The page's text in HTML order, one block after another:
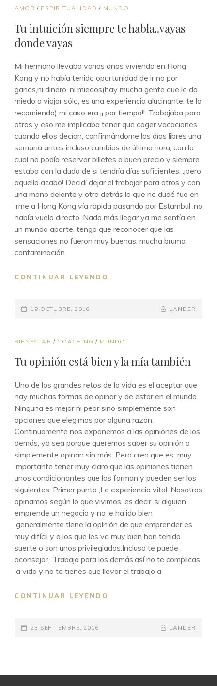
ENLACES
CATEGORÍAS
AMOR / ESPIRITUALIDAD / MUNDO
Tu intuición siempre te habla..vayas
donde vayas
Mi hermano llevaba varios años viviendo en Hong
Kong y no había tenido oportunidad de ir no por
ganas,ni dinero, ni miedos(hay mucha gente que le da
miedo a viajar sólo, es una experiencia alucinante, te lo
recomiendo) mi caso era ¡¡ por tiempo!!. Trabajaba para
otros y eso me implicaba tener que coger vacaciones
cuando ellos decían, confirmándome los días libres una
semana antes incluso cambios de última hora, con lo
cual no podía reservar billetes a buen precio y siempre
estaba con la duda de si tendría días suficientes. .¡pero
aquello acabó! Decidí dejar el trabajar para otros y con
una mano delante y otra detrás lo que no dudé fue en
irme a Hong Kong vía rápida pasando por Estambul ,no
había vuelo directo. Nada más llegar ya me sentía en
un mundo aparte, tengo que reconocer que las
sensaciones no fueron muy buenas, mucha bruma,
contaminación
CONTINUAR LEYENDO
VAYAS
PUBLICADO
18 OCTUBRE, 2016
BY
BYLINE
LANDER
ENLACES
CATEGORÍAS
BIENESTAR / COACHING / MUNDO
Tu opinión está bien y la mía también
Uno de los grandes retos de la vida es el aceptar que
hay muchas formas de opinar y de estar en el mundo.
Ninguna es mejor ni peor sino simplemente son
opciones que elegimos por alguna razón.
Continuamente nos exponemos a las opiniones de los
demás, ya sea porque queremos saber su opinión o
simplemente opinan sin más. Pero creo que es muy
importante tener muy claro que las opiniones tienen
unos condicionantes que las forman y pueden ser los
siguientes: Primer punto ,La experiencia vital. Nosotros
opinamos según lo que vivimos, es decir, si alguien
emprende un negocio y no le ha ido bien
,generalmente tiene la opinión de que emprender es
muy difícil y a los que les va muy bien han tenido
suerte o son unos privilegiados.Incluso te puede
aconsejar…Trabaja para los demás,así no te complicas
la vida y no te tienes que llevar el trabajo a
CONTINUAR LEYENDO
PUBLICADO
23 SEPTIEMBRE, 2016
BY
BYLINE
LANDER